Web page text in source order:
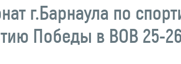
г.Барнаула по
Победы в ВОВ 25-